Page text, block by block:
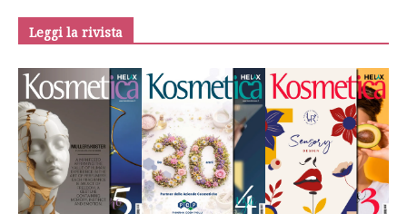
Leggi la rivista